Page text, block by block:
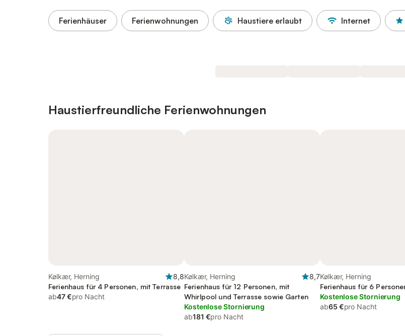
Ferienhäuser Ferienwohnungen Haustiere erlaubt Internet
Haustierfreundliche Ferienwohnungen
Kølkær, Herning
8,8
Ferienhaus für 4 Personen, mit Terrasse
ab47 €pro Nacht
Kølkær, Herning
8,7
Ferienhaus für 12 Personen, mit
Whirlpool und Terrasse sowie Garten
Kostenlose Stornierung
ab181 €pro Nacht
Kølkær, Herning
Ferienhaus für 6
Kostenlose Stornierung
ab65 €pro Nacht